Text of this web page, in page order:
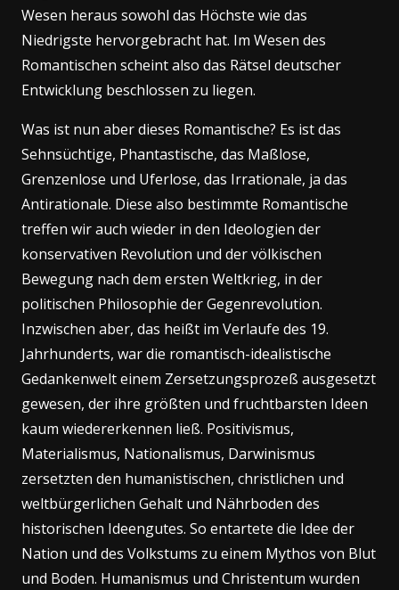
Wesen heraus sowohl das Höchste wie das
Niedrigste hervorgebracht hat. Im Wesen des
Romantischen scheint also das Rätsel deutscher
Entwicklung beschlossen zu liegen.
Was ist nun aber dieses Romantische? Es ist das
Sehnsüchtige, Phantastische, das Maßlose,
Grenzenlose und Uferlose, das Irrationale, ja das
Antirationale. Diese also bestimmte Romantische
treffen wir auch wieder in den Ideologien der
konservativen Revolution und der völkischen
Bewegung nach dem ersten Weltkrieg, in der
politischen Philosophie der Gegenrevolution.
Inzwischen aber, das heißt im Verlaufe des 19.
Jahrhunderts, war die romantisch-idealistische
Gedankenwelt einem Zersetzungsprozeß ausgesetzt
gewesen, der ihre größten und fruchtbarsten Ideen
kaum wiedererkennen ließ. Positivismus,
Materialismus, Nationalismus, Darwinismus
zersetzten den humanistischen, christlichen und
weltbürgerlichen Gehalt und Nährboden des
historischen Ideengutes. So entartete die Idee der
Nation und des Volkstums zu einem Mythos von Blut
und Boden. Humanismus und Christentum wurden